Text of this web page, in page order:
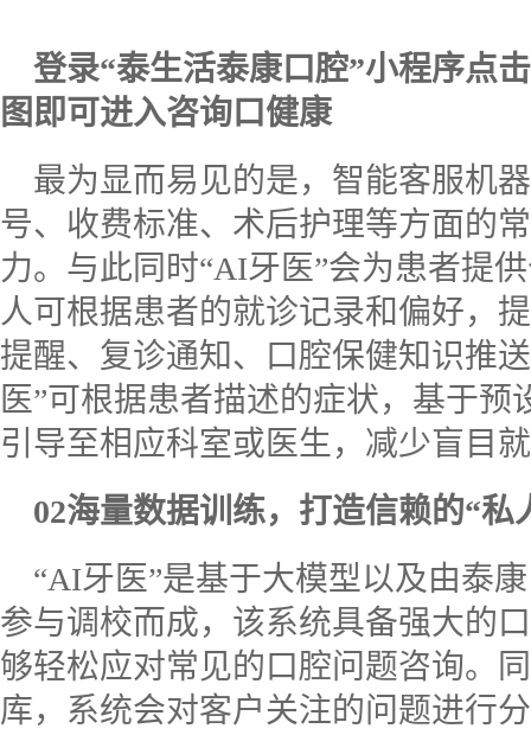
登录“泰生活泰康口腔”小程序点
图即可进入咨询口健康
最为显而易见的是，智能客服机
号、收费标准、术后护理等方面的
力。与此同时“AI牙医”会为患者提
人可根据患者的就诊记录和偏好，
提醒、复诊通知、口腔保健知识推
医”可根据患者描述的症状，基于
引导至相应科室或医生，减少盲目
02海量数据训练，打造信赖的“私
“AI牙医”是基于大模型以及由泰
参与调校而成，该系统具备强大的
够轻松应对常见的口腔问题咨询。
库，系统会对客户关注的问题进行